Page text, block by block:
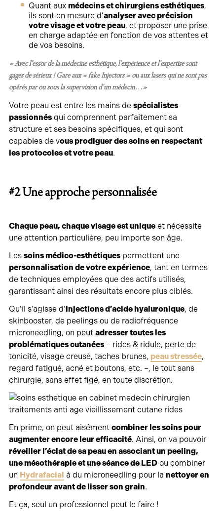
Quant aux médecins et chirurgiens esthétiques,
ils sont en mesure d’analyser avec précision
votre visage et votre peau, et proposer une prise
en charge adaptée en fonction de vos attentes et
de vos besoins.
« Avecl’essor de la médecine esthétique, l’expérience et l’expertise sont
gages de sérieux ! Gare aux « fake Injectors » ou aux lasers qui ne sont pas
opérés par ou sous la supervision d’un médecin…»
Votre peau est entre les mains de spécialistes
passionnésqui comprennent parfaitement sa
structure et ses besoins spécifiques, et qui sont
capables de vous prodiguer des soins en respectant
les protocoles et votre peau.
#2 Une approche personnalisée
Chaque peau, chaque visage est uniqueet nécessite
une attention particulière, peu importe son âge.
Les soins médico-esthétiquespermettent une
personnalisation de votre expérience, tant en termes
de techniques employées que des actifs utilisés,
garantissant ainsi des résultats encore plus ciblés.
Qu’il s’agisse d’injections d’acide hyaluronique, de
skinbooster, de peelings ou de radiofréquence
microneedling, on peut adresser toutes les
problématiques cutanées– rides & ridule, perte de
tonicité, visage creusé, taches brunes, peau stressée,
regard fatigué, acné et boutons, etc. –, le tout sans
chirurgie, sans effet figé, en toute discrétion.
En prime, on peut aisément combiner les soins pour
augmenter encore leur efficacité. Ainsi, on va pouvoir
réveiller l’éclat de sa peau en associant un peeling,
une mésothérapie et une séance de LEDou combiner
un Hydrafacial à du microneedling pour la nettoyer en
profondeur avant de lisser son grain.
Et ça, seul un professionnel peut le faire !